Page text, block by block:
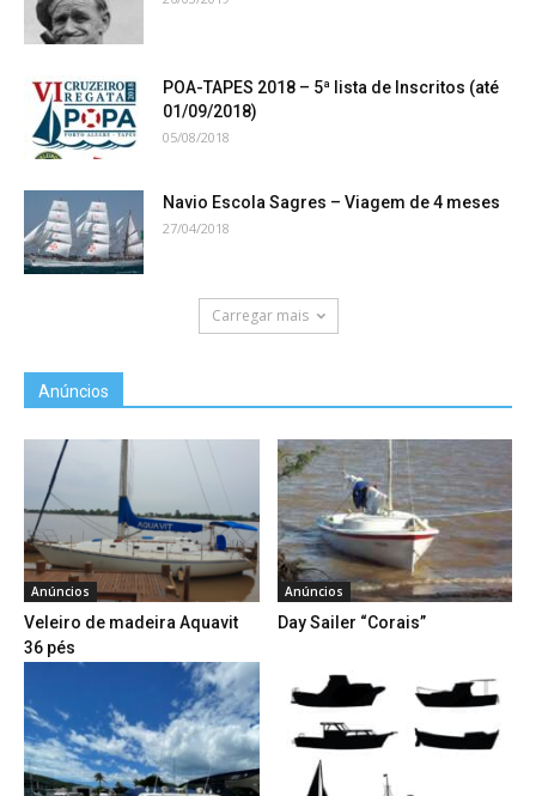
POA-TAPES 2018 – 5ª lista de Inscritos (até
01/09/2018)
05/08/2018
Navio Escola Sagres – Viagem de 4 meses
27/04/2018
Carregar mais
Anúncios
Anúncios
Veleiro de madeira Aquavit
36 pés
Anúncios
Day Sailer “Corais”